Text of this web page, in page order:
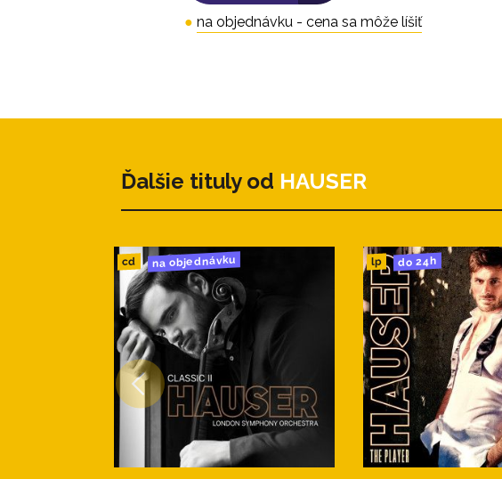
● na objednávku - cena sa môže líšiť
Ďalšie tituly od HAUSER
cd na objednávku lp do 24h